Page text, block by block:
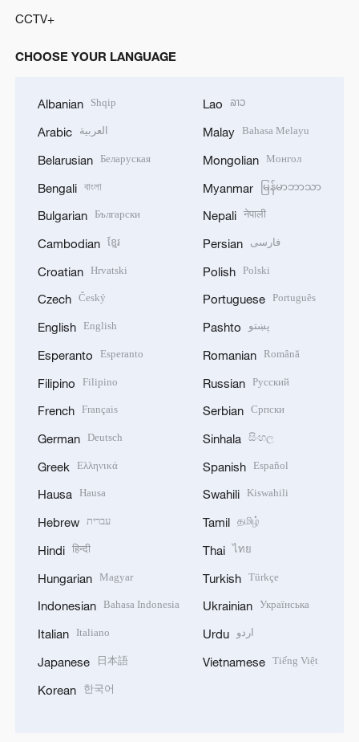
CCTV+
CHOOSE YOUR LANGUAGE
Albanian Shqip
Arabic العربية
Belarusian Беларуская
Bengali বাংলা
Bulgarian Български
Cambodian ខ្មែរ
Croatian Hrvatski
Czech Český
English English
Esperanto Esperanto
Filipino Filipino
French Français
German Deutsch
Greek Ελληνικά
Hausa Hausa
Hebrew עברית
Hindi हिन्दी
Hungarian Magyar
Indonesian Bahasa Indonesia
Italian Italiano
Japanese 日本語
Korean 한국어
Lao ລາວ
Malay Bahasa Melayu
Mongolian Монгол
Myanmar မြန်မာဘာသာ
Nepali नेपाली
Persian فارسی
Polish Polski
Portuguese Português
Pashto پښتو
Romanian Română
Russian Русский
Serbian Српски
Sinhala සිංහල
Spanish Español
Swahili Kiswahili
Tamil தமிழ்
Thai ไทย
Turkish Türkçe
Ukrainian Українська
Urdu اردو
Vietnamese Tiếng Việt